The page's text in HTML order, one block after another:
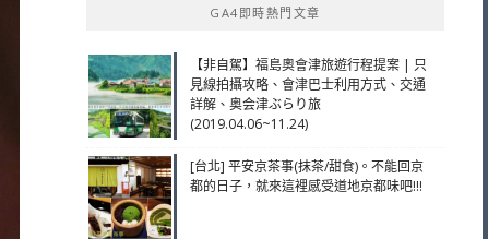
GA4即時熱門文章
【非自駕】福島奧會津旅遊行程提案 | 只
見線拍攝攻略、會津巴士利用方式、交通
詳解、奥会津ぶらり旅
(2019.04.06~11.24)
[台北] 平安京茶事(抹茶/甜食)。不能回京
都的日子，就來這裡感受道地京都味吧!!!